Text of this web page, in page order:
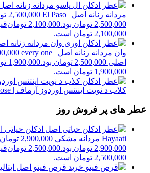
مردانه زنانه اصل | El Paso
2,500,000
2,500,000 تومان بود.
2,100,000 تومان
2,100,000 تومان است.
وان مردانه زنانه اصل | every one
اصلی 2,500,000 تومان بود.
1,900,000
1,900,000 تومان است.
کلاب د نویت اینتنس اوردوز آرماف | Overdose
عطر های پر فروش روز
ادکلن
Hayaati مردانه مشکی
2,900,000 تومان
2,900,000 تومان بود.
2,500,000 تومان
2,500,000 تومان است.
خرید قرص فیتو اصل